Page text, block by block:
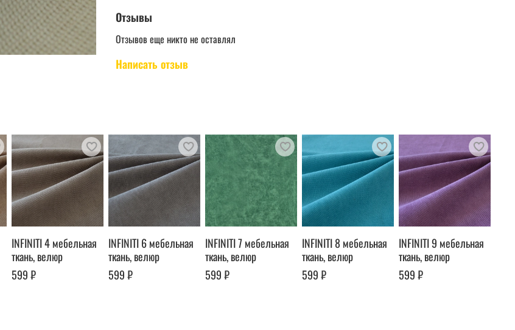
Отзывы
Отзывов еще никто не оставлял
Написать отзыв
INFINITI 4 мебельная
ткань, велюр
599 ₽
INFINITI 6 мебельная
ткань, велюр
599 ₽
INFINITI 7 мебельная
ткань, велюр
599 ₽
INFINITI 8 мебельная
ткань, велюр
599 ₽
INFINITI 9 мебельная
ткань, велюр
599 ₽